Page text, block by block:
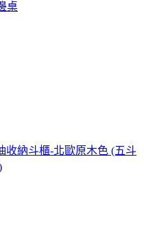
桌
收納斗櫃-北歐原木色 (五斗